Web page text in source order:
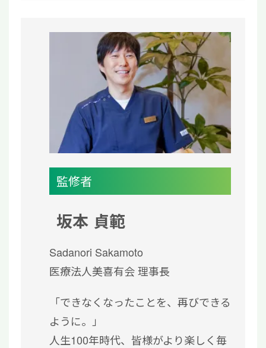
監修者
坂本 貞範
Sadanori Sakamoto
医療法人美喜有会 理事長
「できなくなったことを、再びできる
ように。」
人生100年時代、皆様がより楽しく毎